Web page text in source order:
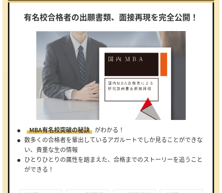
有名校合格者の出願書類、面接再現を完全公開！
MBA有名校突破の秘訣 がわかる！
数多くの合格者を輩出しているアガルートでしか見ることができな
い、貴重な生の情報
ひとりひとりの属性を踏まえた、合格までのストーリーを追うこと
ができる！